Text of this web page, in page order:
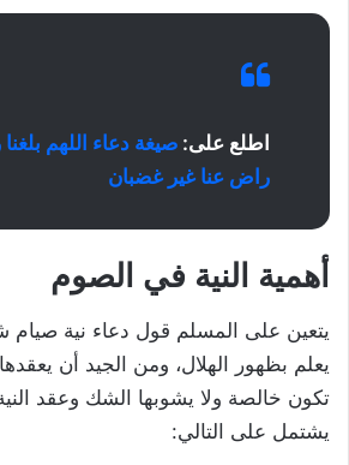
اطلع على: صيغة دعاء اللهم
راض عنا غير غضبان
أهمية النية في الصوم
يتعين على المسلم قول دعاء نية صيام
يعلم بظهور الهلال، ومن الجيد أن
تكون خالصة ولا يشوبها الشك وعقد
يشتمل على التالي: